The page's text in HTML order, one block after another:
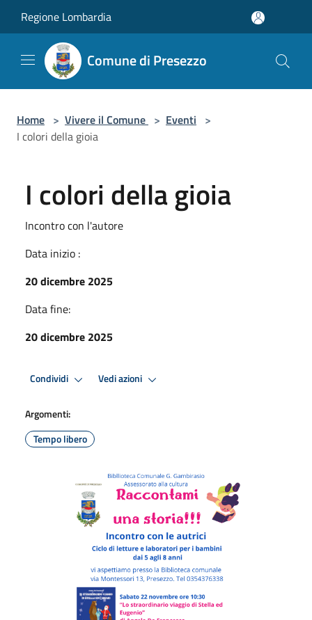
Regione Lombardia
Comune di Presezzo
Home > Vivere il Comune > Eventi >
I colori della gioia
I colori della gioia
Incontro con l'autore
Data inizio :
20 dicembre 2025
Data fine:
20 dicembre 2025
Condividi Vedi azioni
Argomenti:
Tempo libero